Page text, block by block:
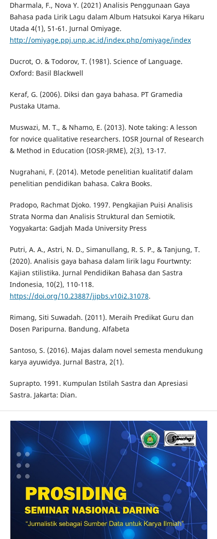
Dharmala, F., Nova Y. (2021) Analisis Penggunaan Gaya
Bahasa pada Lirik Lagu dalam Album Hatsukoi Karya Hikaru
Utada 4(1), 51-61. Jurnal Omiyage.
http://omiyage.ppj.unp.ac.id/index.php/omiyage/index
Ducrot, O. & Todorov, T. (1981). Science of Language.
Oxford: Basil Blackwell
Keraf, G. (2006). Diksi dan gaya bahasa. PT Gramedia
Pustaka Utama.
Muswazi, M. T., & Nhamo, E. (2013). Note taking: A lesson
for novice qualitative researchers. IOSR Journal of Research
& Method in Education (IOSR-JRME), 2(3), 13-17.
Nugrahani, F. (2014). Metode penelitian kualitatif dalam
penelitian pendidikan bahasa. Cakra Books.
Pradopo, Rachmat Djoko. 1997. Pengkajian Puisi Analisis
Strata Norma dan Analisis Struktural dan Semiotik.
Yogyakarta: Gadjah Mada University Press
Putri, A. A., Astri, N. D., Simanullang, R. S. P., & Tanjung, T.
(2020). Analisis gaya bahasa dalam lirik lagu Fourtwnty:
Kajian stilistika. Jurnal Pendidikan Bahasa dan Sastra
Indonesia, 10(2), 110-118.
https://doi.org/10.23887/jjpbs.v10i2.31078.
Rimang, Siti Suwadah. (2011). Meraih Predikat Guru dan
Dosen Paripurna. Bandung. Alfabeta
Santoso, S. (2016). Majas dalam novel semesta mendukung
karya ayuwidya. Jurnal Bastra, 2(1).
Suprapto. 1991. Kumpulan Istilah Sastra dan Apresiasi
Sastra. Jakarta: Dian.